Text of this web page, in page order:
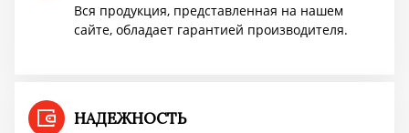
Успей купить "Легенду! по старой цене!
10%
Вся продукция, представленная на нашем
сайте, обладает гарантией производителя.
НАДЕЖНОСТЬ